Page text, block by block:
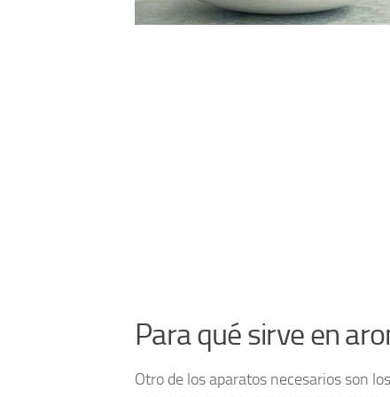
Para qué sirve en
Otro de los aparatos necesarios son